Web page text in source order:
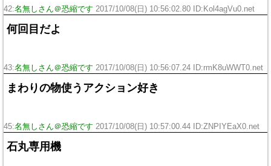
42:名無しさん＠恐縮です 2017/10/08(日) 10:56:02.80 ID:Kol4agVu0.net
何回目だよ
43:名無しさん＠恐縮です 2017/10/08(日) 10:56:07.24 ID:rmK8uWWT0.net
まわりの物使うアクション好き
45:名無しさん＠恐縮です 2017/10/08(日) 10:57:00.44 ID:ZNPIYEaX0.net
石丸専用機